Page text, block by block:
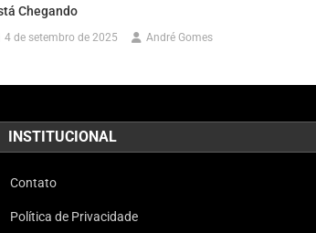
Chegando
4 de setembro de 2025 André Gomes
INSTITUCIONAL
Contato
Política de Privacidade